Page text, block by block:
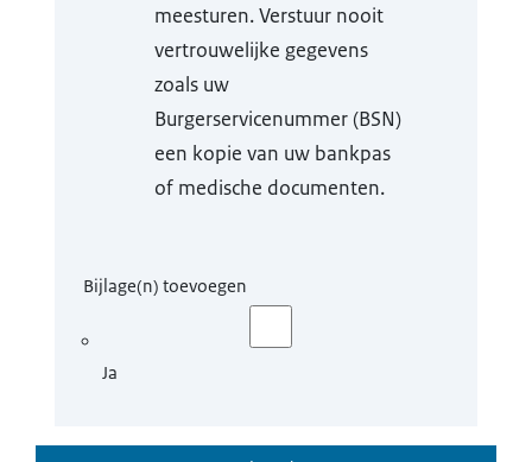
meesturen. Verstuur nooit
vertrouwelijke gegevens
zoals uw
Burgerservicenummer (BSN)
een kopie van uw bankpas
of medische documenten.
Bijlage(n) toevoegen
Ja